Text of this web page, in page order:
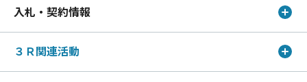
入札・契約情報
３Ｒ関連活動